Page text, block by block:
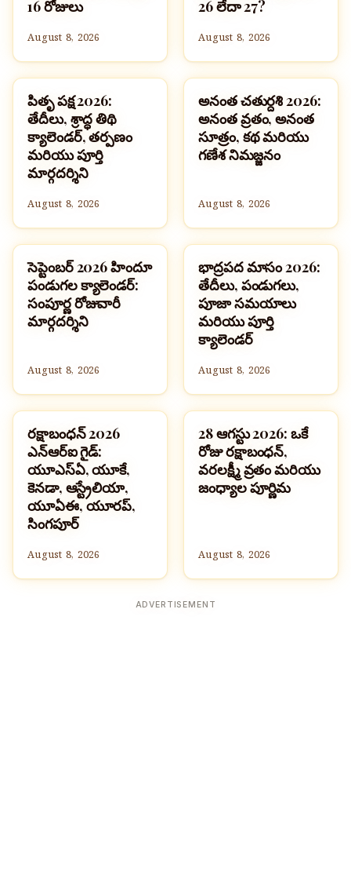
16 రోజులు
August 8, 2026
26 లేదా 27?
August 8, 2026
పండుగలు
పితృ పక్ష 2026:
తేదీలు, శ్రాద్ధ తిథి
క్యాలెండర్, తర్పణం
మరియు పూర్తి
మార్గదర్శిని
August 8, 2026
పండుగలు
అనంత చతుర్దశి 2026:
అనంత వ్రతం, అనంత
సూత్రం, కథ మరియు
గణేశ నిమజ్జనం
August 8, 2026
పండుగలు
సెప్టెంబర్ 2026 హిందూ
పండుగల క్యాలెండర్:
సంపూర్ణ రోజువారీ
మార్గదర్శిని
August 8, 2026
పండుగలు
భాద్రపద మాసం 2026:
తేదీలు, పండుగలు,
పూజా సమయాలు
మరియు పూర్తి
క్యాలెండర్
August 8, 2026
పండుగలు
రక్షాబంధన్ 2026
ఎన్ఆర్ఐ గైడ్:
యూఎస్ఏ, యూకే,
కెనడా, ఆస్ట్రేలియా,
యూఏఈ, యూరప్,
సింగపూర్
August 8, 2026
పండుగలు
28 ఆగస్టు 2026: ఒకే
రోజు రక్షాబంధన్,
వరలక్ష్మీ వ్రతం మరియు
జంధ్యాల పూర్ణిమ
August 8, 2026
ADVERTISEMENT